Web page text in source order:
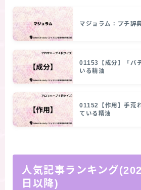
マジョラム：プチ辞
01153【成分】「パ
いる精油
01152【作用】手荒
ている精油
人気記事ランキング
日以降)